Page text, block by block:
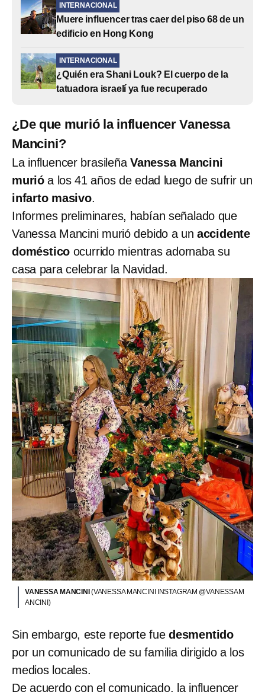
INTERNACIONAL
Muere influencer tras caer del piso 68 de un
edificio en Hong Kong
INTERNACIONAL
¿Quién era Shani Louk? El cuerpo de la
tatuadora israelí ya fue recuperado
¿De que murió la influencer Vanessa
Mancini?
La influencer brasileña Vanessa Mancini
murióa los 41 años de edad luego de sufrir un
infarto masivo.
Informes preliminares, habían señalado que
Vanessa Mancini murió debido a un accidente
doméstico ocurrido mientras adornaba su
casa para celebrar la Navidad.
VANESSA MANCINI (VANESSA MANCINI INSTAGRAM @VANESSAM
ANCINI)
Sin embargo, este reporte fue desmentido
por un comunicado de su familia dirigido a los
medios locales.
De acuerdo con el comunicado, la influencer